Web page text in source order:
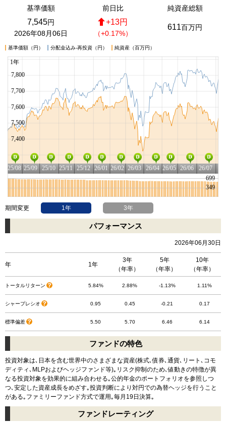
基準価額 前日比 純資産総額
7,545円
2026年08月06日
+13円
（+0.17%）
611百万円
基準価額（円） 分配金込み-再投資（円） 純資産（百万円）
期間変更 1年 3年
パフォーマンス
2026年06月30日
年 1年
3年
（年率）
5年
（年率）
10年
（年率）
トータルリターン 5.84% 2.88% -1.13% 1.11%
シャープレシオ 0.95 0.45 -0.21 0.17
標準偏差 5.50 5.70 6.46 6.14
ファンドの特色
投資対象は､日本を含む世界中のさまざまな資産(株式､債券､通貨､リート､コモ
ディティ､MLPおよびヘッジファンド等)｡リスク抑制のため､値動きの特徴が異
なる投資対象を効果的に組み合わせる｡公的年金のポートフォリオを参照しつ
つ､安定した資産成長をめざす｡投資判断により対円での為替ヘッジを行うこと
がある｡ファミリーファンド方式で運用｡毎月19日決算｡
ファンドレーティング